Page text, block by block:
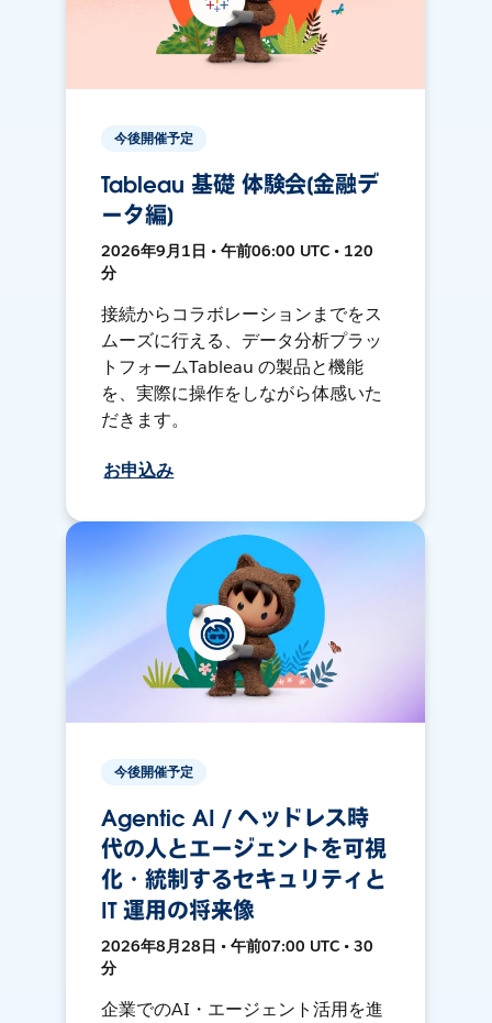
今後開催予定
Tableau 基礎 体験会[金融デ
ータ編]
2026年9月1日 • 午前06:00 UTC • 120
分
接続からコラボレーションまでをス
ムーズに行える、データ分析プラッ
トフォームTableau の製品と機能
を、実際に操作をしながら体感いた
だきます。
お申込み
今後開催予定
Agentic AI / ヘッドレス時
代の人とエージェントを可視
化・統制するセキュリティと
IT 運用の将来像
2026年8月28日 • 午前07:00 UTC • 30
分
企業でのAI・エージェント活用を進